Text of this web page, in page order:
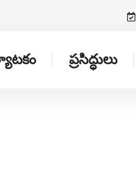
ప్రసిద్ధులు